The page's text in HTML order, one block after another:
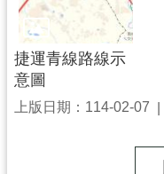
政
府
網
站
資
捷運青線路線示
意圖
上版日期：114-02-07